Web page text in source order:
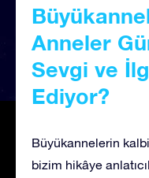
Anneler
Sevgi ve
Ediyor?
Büyükannelerin
bizim hikâye